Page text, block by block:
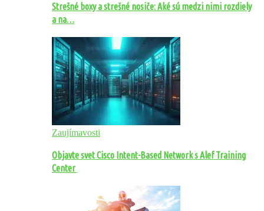
Strešné boxy a strešné nosiče: Aké sú medzi nimi rozdiely
a na…
Zaujímavosti
Objavte svet Cisco Intent-Based Network s Alef Training
Center